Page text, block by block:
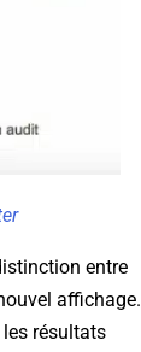
entre
affichage.
résultats